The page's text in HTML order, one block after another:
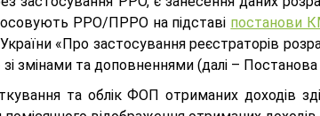
РРО/ПРРО на підставі постанови
«Про застосування реєстраторів
зі змінами та доповненнями (далі –
та облік ФОП отриманих доходів